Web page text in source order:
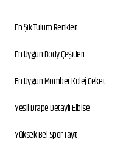
En Şık Tulum Renkleri
En Uygun Body Çeşitleri
En Uygun Momber Kolej Ceket
Yeşil Drape Detaylı Elbise
Yüksek Bel Spor Taytı